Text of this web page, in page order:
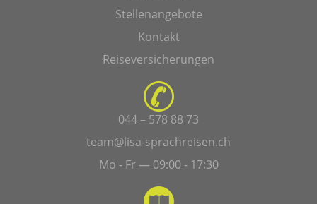
Stellenangebote
Kontakt
Reiseversicherungen
044 – 578 88 73
team@lisa-sprachreisen.ch
Mo - Fr — 09:00 - 17:30